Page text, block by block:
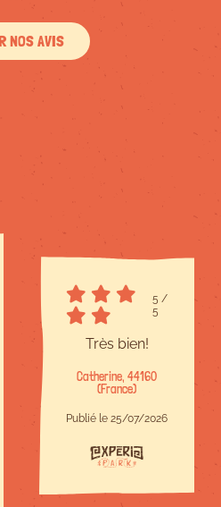
NOS AVIS
5 /
5
Très bien!
Catherine, 44160
(France)
Publié le 25/07/2026